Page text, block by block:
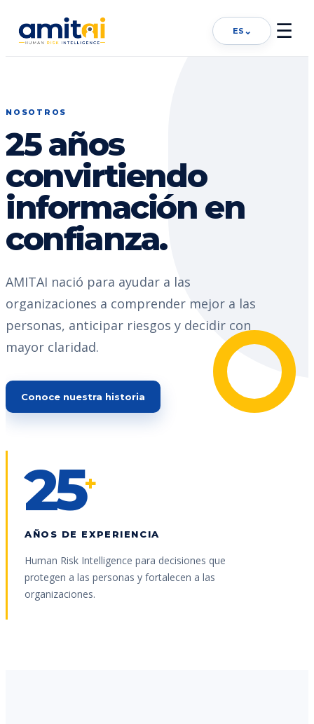
ES ⌄ ☰
NOSOTROS
25 años
convirtiendo
información en
confianza.
AMITAI nació para ayudar a las
organizaciones a comprender mejor a las
personas, anticipar riesgos y decidir con
mayor claridad.
Conoce nuestra historia
25+
AÑOS DE EXPERIENCIA
Human Risk Intelligence para decisiones que
protegen a las personas y fortalecen a las
organizaciones.